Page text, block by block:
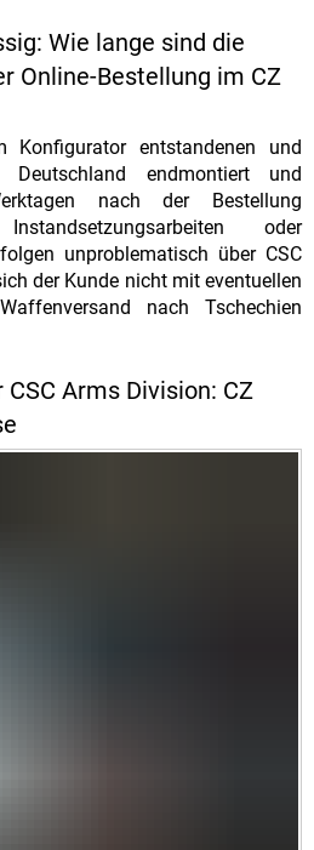
Wie lange sind die
Online-Bestellung im CZ
Konfigurator entstandenen und
endmontiert und
nach der Bestellung
oder
unproblematisch über CSC
der Kunde nicht mit eventuellen
nach Tschechien
Arms Division: CZ